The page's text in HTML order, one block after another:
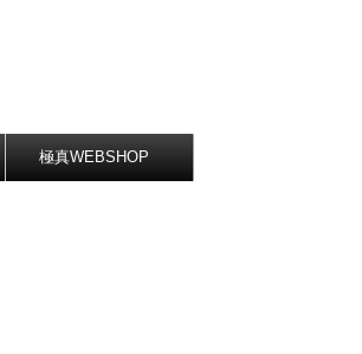
極真WEBSHOP